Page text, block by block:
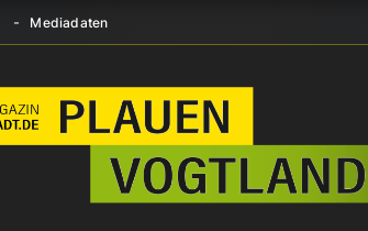
Mediadaten